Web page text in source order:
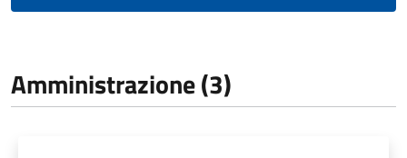
Amministrazione (3)